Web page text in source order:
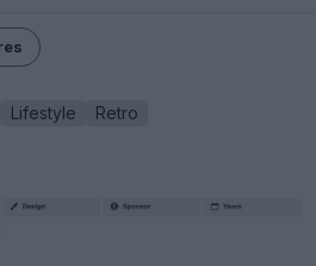
Lifestyle
Retro